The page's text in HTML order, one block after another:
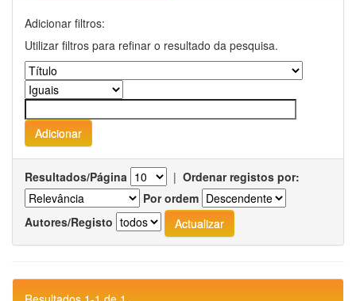
Adicionar filtros:
Utilizar filtros para refinar o resultado da pesquisa.
Resultados/Página | Ordenar registos por:
Por ordem
Autores/Registo